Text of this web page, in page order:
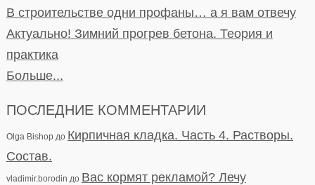
В строительстве одни профаны… а я вам отвечу
Актуально! Зимний прогрев бетона. Теория и
практика
Больше...
ПОСЛЕДНИЕ КОММЕНТАРИИ
Olga Bishopдо Кирпичная кладка. Часть 4. Растворы.
Состав.
vladimir.borodin до Вас кормят рекламой? Лечу